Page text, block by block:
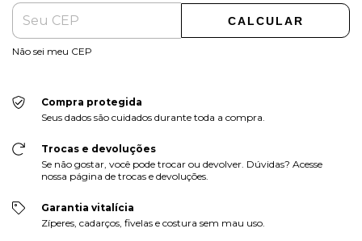
CALCULAR
Não sei meu CEP
Compra protegida
Seus dados são cuidados durante toda a compra.
Trocas e devoluções
Se não gostar, você pode trocar ou devolver. Dúvidas? Acesse
nossa página de trocas e devoluções.
Garantia vitalícia
Zíperes, cadarços, fivelas e costura sem mau uso.